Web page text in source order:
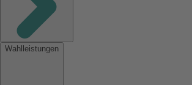
Wahlleistungen